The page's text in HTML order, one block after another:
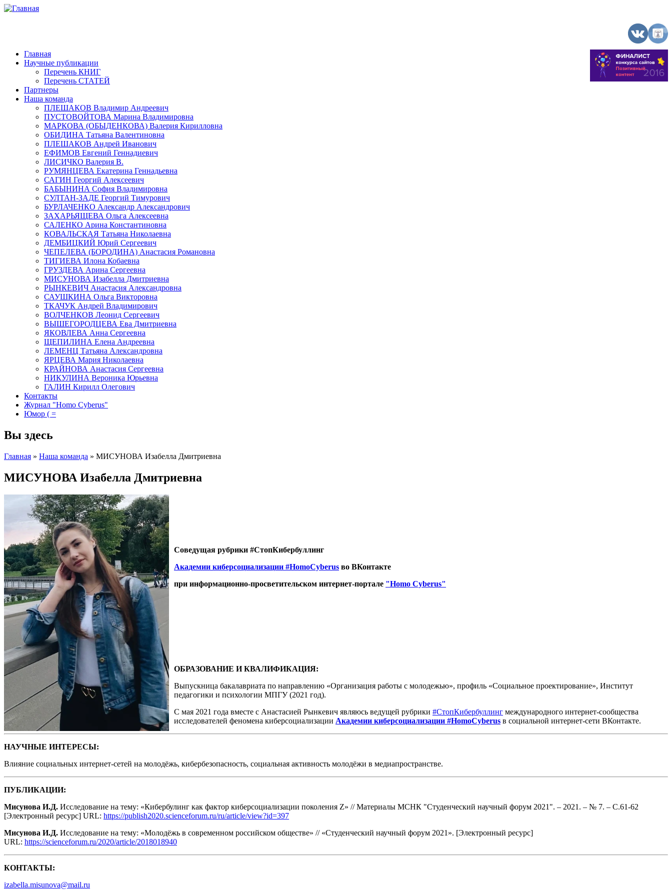
Главная
Научные публикации
Перечень КНИГ
Перечень СТАТЕЙ
Партнеры
Наша команда
ПЛЕШАКОВ Владимир Андреевич
ПУСТОВОЙТОВА Марина Владимировна
МАРКОВА (ОБЫДЕНКОВА) Валерия Кирилловна
ОБИДИНА Татьяна Валентиновна
ПЛЕШАКОВ Андрей Иванович
ЕФИМОВ Евгений Геннадиевич
ЛИСИЧКО Валерия В.
РУМЯНЦЕВА Екатерина Геннадьевна
САГИН Георгий Алексеевич
БАБЫНИНА София Владимировна
СУЛТАН-ЗАДЕ Георгий Тимурович
БУРЛАЧЕНКО Александр Александрович
ЗАХАРЬЯЩЕВА Ольга Алексеевна
САЛЕНКО Арина Константиновна
КОВАЛЬСКАЯ Татьяна Николаевна
ДЕМБИЦКИЙ Юрий Сергеевич
ЧЕПЕЛЕВА (БОРОДИНА) Анастасия Романовна
ТИГИЕВА Илона Кобаевна
ГРУЗДЕВА Арина Сергеевна
МИСУНОВА Изабелла Дмитриевна
РЫНКЕВИЧ Анастасия Александровна
САУШКИНА Ольга Викторовна
ТКАЧУК Андрей Владимирович
ВОЛЧЕНКОВ Леонид Сергеевич
ВЫШЕГОРОДЦЕВА Ева Дмитриевна
ЯКОВЛЕВА Анна Сергеевна
ЩЕПИЛИНА Елена Андреевна
ЛЕМЕНЦ Татьяна Александровна
ЯРЦЕВА Мария Николаевна
КРАЙНОВА Анастасия Сергеевна
НИКУЛИНА Вероника Юрьевна
ГАЛИН Кирилл Олегович
Контакты
Журнал "Homo Cyberus"
Юмор ( =
Вы здесь
Главная » Наша команда » МИСУНОВА Изабелла Дмитриевна
МИСУНОВА Изабелла Дмитриевна
Соведущая рубрики #СтопКибербуллинг
Академии киберсоциализации #HomoCyberus во ВКонтакте
при информационно-просветительском интернет-портале "Homo Cyberus"
ОБРАЗОВАНИЕ И КВАЛИФИКАЦИЯ:
Выпускница бакалавриата по направлению «Организация работы с молодежью», профиль «Социальное проектирование», Институт
педагогики и психологии МПГУ (2021 год).
С мая 2021 года вместе с Анастасией Рынкевич являюсь ведущей рубрики #СтопКибербуллинг международного интернет-сообщества
исследователей феномена киберсоциализации Академии киберсоциализации #HomoCyberus в социальной интернет-сети ВКонтакте.
НАУЧНЫЕ ИНТЕРЕСЫ:
Влияние социальных интернет-сетей на молодёжь, кибербезопасность, социальная активность молодёжи в медиапространстве.
ПУБЛИКАЦИИ:
Мисунова И.Д. Исследование на тему: «Кибербулинг как фактор киберсоциализации поколения Z» // Материалы МСНК "Студенческий научный форум 2021". – 2021. – № 7. – С.61-62
[Электронный ресурс] URL: https://publish2020.scienceforum.ru/ru/article/view?id=397
Мисунова И.Д. Исследование на тему: «Молодёжь в современном российском обществе» // «Студенческий научный форум 2021». [Электронный ресурс]
URL: https://scienceforum.ru/2020/article/2018018940
КОНТАКТЫ:
izabella.misunova@mail.ru